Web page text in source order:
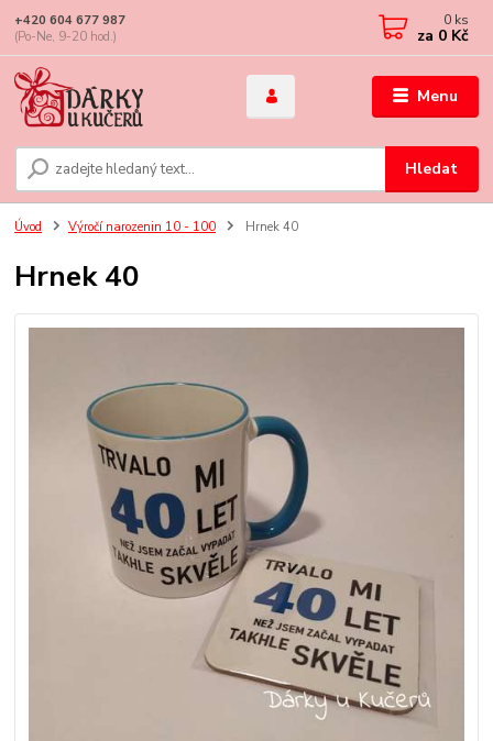
Menu
Hledat
+420 604 677 987
(Po-Ne, 9-20 hod.)
0 ks
za 0 Kč
Úvod Výročí narozenin 10 - 100 Hrnek 40
Hrnek 40